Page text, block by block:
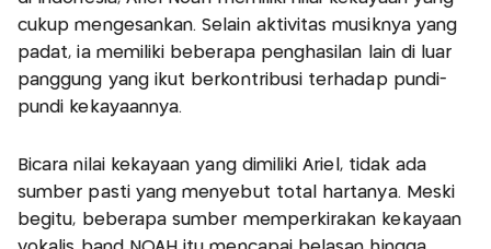
cukup mengesankan. Selain aktivitas musiknya yang
padat, ia memiliki beberapa penghasilan lain di luar
panggung yang ikut berkontribusi terhadap pundi-
pundi kekayaannya.
Bicara nilai kekayaan yang dimiliki Ariel, tidak ada
sumber pasti yang menyebut total hartanya. Meski
begitu, beberapa sumber memperkirakan kekayaan